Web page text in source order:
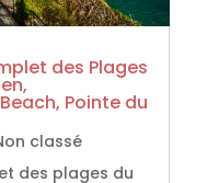
des Plages
Pointe du
classé
des plages du